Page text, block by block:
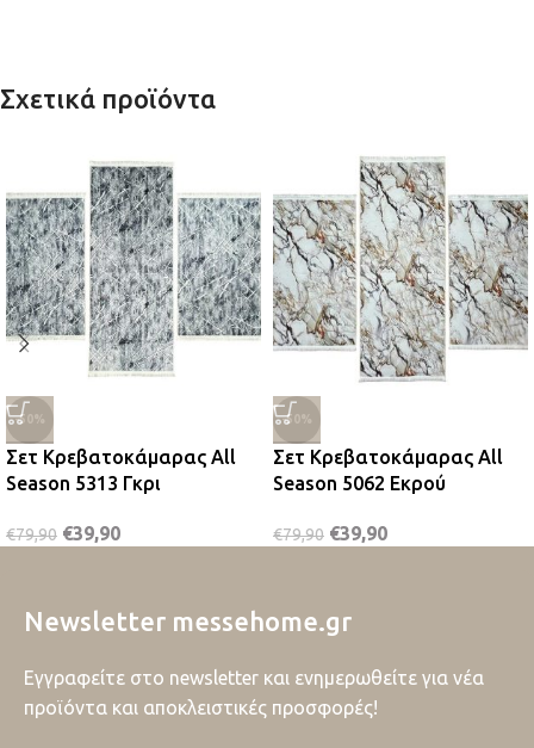
Σχετικά προϊόντα
-50%
Σετ Κρεβατοκάμαρας All
Season 5313 Γκρι
€79,90 €39,90
-50%
Σετ Κρεβατοκάμαρας All
Season 5062 Εκρού
€79,90 €39,90
Newsletter messehome.gr
Εγγραφείτε στο newsletter και ενημερωθείτε για νέα
προϊόντα και αποκλειστικές προσφορές!